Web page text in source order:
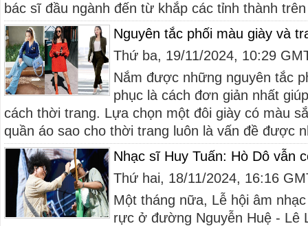
bác sĩ đầu ngành đến từ khắp các tỉnh thành
Nguyên tắc phối màu giày và
Thứ ba, 19/11/2024, 10:29
Nắm được những nguyên tắc
phục là cách đơn giản nhất
cách thời trang. Lựa chọn một đôi giày có màu
quần áo sao cho thời trang luôn là vấn đề được
Nhạc sĩ Huy Tuấn: Hò Dô vẫn
Thứ hai, 18/11/2024, 16:16
Một tháng nữa, Lễ hội âm
rực ở đường Nguyễn Huệ - Lê